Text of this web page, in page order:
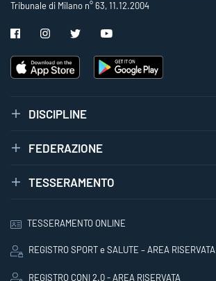
Tribunale di Milano n° 63, 11.12.2004
DISCIPLINE
FEDERAZIONE
TESSERAMENTO
TESSERAMENTO ONLINE
REGISTRO SPORT e SALUTE – AREA RISERVATA
REGISTRO CONI 2.0 - AREA RISERVATA